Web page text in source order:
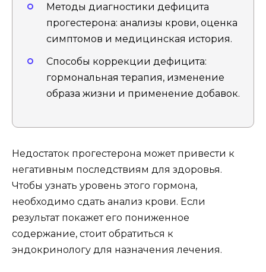
Методы диагностики дефицита
прогестерона: анализы крови, оценка
симптомов и медицинская история.
Способы коррекции дефицита:
гормональная терапия, изменение
образа жизни и применение добавок.
Недостаток прогестерона может привести к
негативным последствиям для здоровья.
Чтобы узнать уровень этого гормона,
необходимо сдать анализ крови. Если
результат покажет его пониженное
содержание, стоит обратиться к
эндокринологу для назначения лечения.